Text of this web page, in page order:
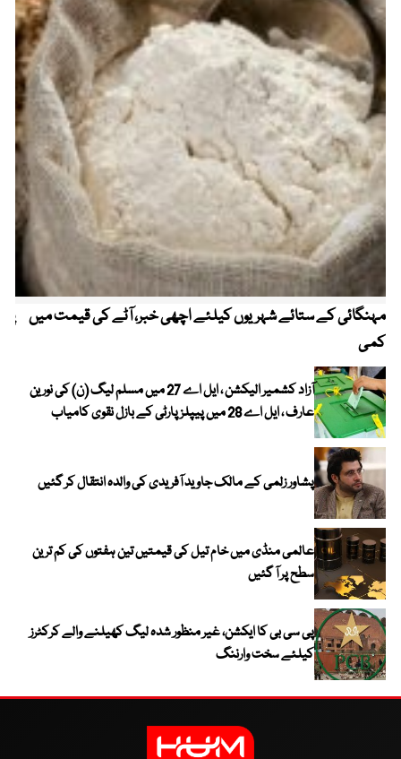
مہنگائی کے ستائے شہریوں کیلئے اچھی خبر، آٹے کی قیمت میں
کمی
آزاد کشمیر الیکشن ، ایل اے 27 میں مسلم لیگ (ن) کی نورین
عارف ، ایل اے 28 میں پیپلز پارٹی کے بازل نقوی کامیاب
پشاور زلمی کے مالک جاوید آفریدی کی والدہ انتقال کر گئیں
عالمی منڈی میں خام تیل کی قیمتیں تین ہفتوں کی کم ترین
سطح پر آ گئیں
پی سی بی کا ایکشن، غیر منظور شدہ لیگ کھیلنے والے کرکٹرز
کیلئے سخت وارننگ